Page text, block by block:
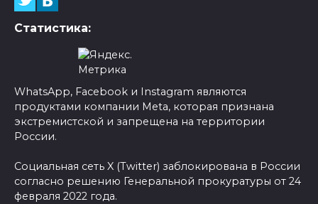
Статистика:
WhatsApp, Facebook и Instagram являются
продуктами компании Meta, которая признана
экстремистской и запрещена на территории
России.
Социальная сеть X (Twitter) заблокирована в России
согласно решению Генеральной прокуратуры от 24
февраля 2022 года.